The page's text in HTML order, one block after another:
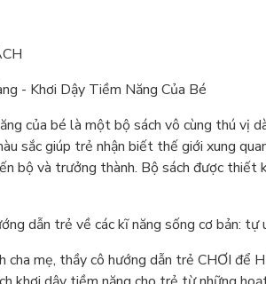
- Khơi Dậy Tiềm Năng Của Bé
của bé là một bộ sách vô cùng thú vị
sắc giúp trẻ nhận biết thế giới xung
bộ và trưởng thành. Bộ sách được thiết
dẫn trẻ về các kĩ năng sống cơ bản:
cha mẹ, thầy cô hướng dẫn trẻ CHƠI